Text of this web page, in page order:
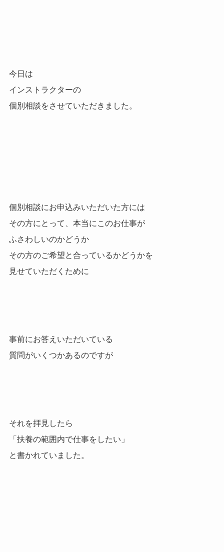
今日は
インストラクターの
個別相談をさせていただきました。
個別相談にお申込みいただいた方には
その方にとって、本当にこのお仕事が
ふさわしいのかどうか
その方のご希望と合っているかどうかを
見せていただくために
事前にお答えいただいている
質問がいくつかあるのですが
それを拝見したら
「扶養の範囲内で仕事をしたい」
と書かれていました。